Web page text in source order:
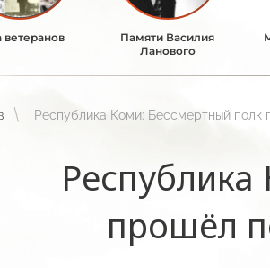
ветеранов
Памяти Василия
Ланового
Республика Коми: Бессмертный полк
прошёл